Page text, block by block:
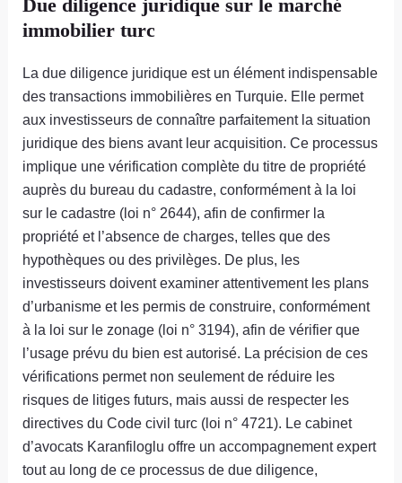
Due diligence juridique sur le marché
immobilier turc
La due diligence juridique est un élément indispensable
des transactions immobilières en Turquie. Elle permet
aux investisseurs de connaître parfaitement la situation
juridique des biens avant leur acquisition. Ce processus
implique une vérification complète du titre de propriété
auprès du bureau du cadastre, conformément à la loi
sur le cadastre (loi n° 2644), afin de confirmer la
propriété et l’absence de charges, telles que des
hypothèques ou des privilèges. De plus, les
investisseurs doivent examiner attentivement les plans
d’urbanisme et les permis de construire, conformément
à la loi sur le zonage (loi n° 3194), afin de vérifier que
l’usage prévu du bien est autorisé. La précision de ces
vérifications permet non seulement de réduire les
risques de litiges futurs, mais aussi de respecter les
directives du Code civil turc (loi n° 4721). Le cabinet
d’avocats Karanfiloglu offre un accompagnement expert
tout au long de ce processus de due diligence,